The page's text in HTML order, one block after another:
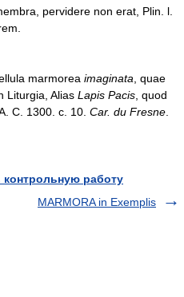
pervidere non erat, Plin. l.
marmorea imaginata , quae
Liturgia, Alias Lapis Pacis , quod
C. 1300. c. 10. Car. du Fresne
работу
MARMORA in Exemplis